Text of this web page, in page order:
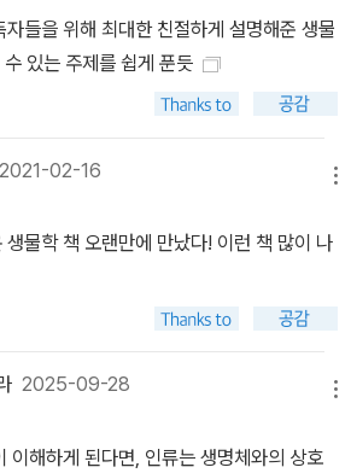
고도로 조직되어 있다. 화학 반응에 필요
에서 얻는다. 미토콘드리아에서 생성되는
모아서 생명이 어떤 목적을 가지고 행동을
를 보관하는 안정적이고 효율적인 저장소
을 이해하는 열쇠임은 유전자가 조절되는
알 수 있다. 우리의 뇌, 피부, 콩팥의 세포
고 있지만, 뇌에서는 뇌를 구성하는 유전
은 꺼지며, 다른 부위에서도 마찬가지이
전자를 켜고 끔으로써 생명은 동일한 유전
들을 해낼 수 있는 것이다. 생명을 정보의 관
의 내부에서 어떤 일이 일어나고, 생명이
세계와 어떻게 상호작용을 하는지 더욱
들을 위해 최대한 친절하게 설명해준 생물
있는 주제를 쉽게 푼듯
2021-02-16
물학 책 오랜만에 만났다! 이런 책 많이 나
2025-09-28
이해하게 된다면, 인류는 생명체와의 상호